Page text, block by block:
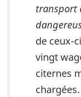
transport
de ceux-
vingt
citernes
chargées.